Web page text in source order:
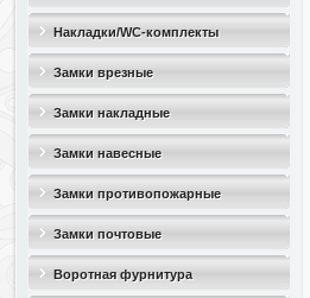
Накладки/WC-комплекты
Замки врезные
Замки накладные
Замки навесные
Замки противопожарные
Замки почтовые
Воротная фурнитура